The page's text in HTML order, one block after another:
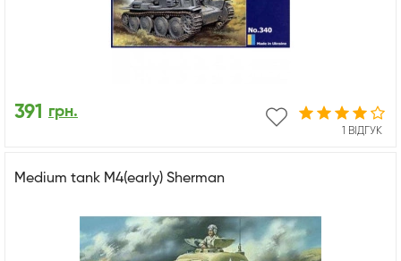
1 ВІДГУК
391 грн.
Medium tank M4(early) Sherman